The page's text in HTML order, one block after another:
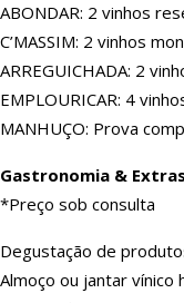
ABONDAR: 2 vinhos
C’MASSIM: 2 vinhos
ARREGUICHADA: 2
EMPLOURICAR: 4
MANHUÇO: Prova
Gastronomia & Extras
*Preço sob consulta
Degustação de
Almoço ou jantar vínico